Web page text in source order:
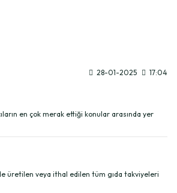
28-01-2025 17:04
en çok merak ettiği konular arasında yer
üretilen veya ithal edilen tüm gıda takviyeleri